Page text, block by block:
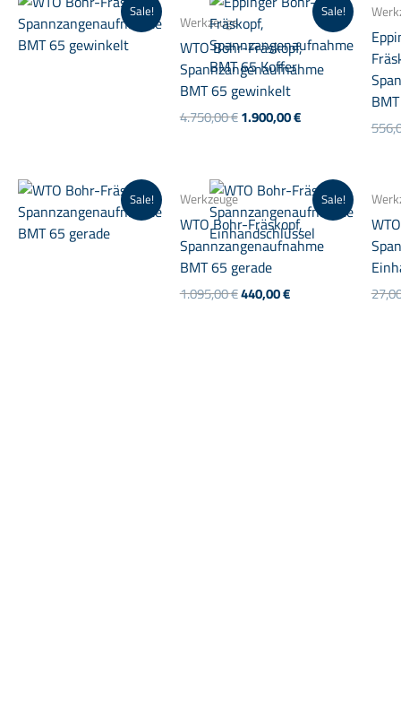
Sale!
Werkzeuge
WTO Bohr-Fräskopf,
Spannzangenaufnahme
BMT 65 gewinkelt
4.750,00€Ursprünglicher
1.900,00€Aktueller
Sale!
Sale! Werkzeuge
WTO Bohr-Fräskopf,
Spannzangenaufnahme
BMT 65 gerade
1.095,00€Ursprünglicher
440,00€Aktueller
Sale!